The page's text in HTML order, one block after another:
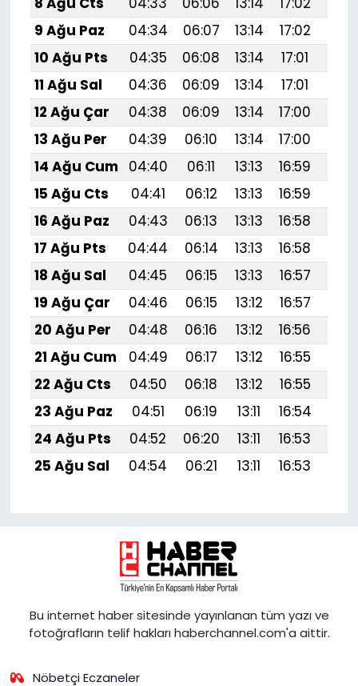
9 Ağu Paz
04:34 06:07 13:14 17:02
10 Ağu Pts
04:35 06:08 13:14 17:01
11 Ağu Sal
04:36 06:09 13:14 17:01
12 Ağu Çar
04:38 06:09 13:14 17:00
13 Ağu Per
04:39 06:10 13:14 17:00
14 Ağu Cum
04:40 06:11 13:13 16:59
15 Ağu Cts
04:41 06:12 13:13 16:59
16 Ağu Paz
04:43 06:13 13:13 16:58
17 Ağu Pts
04:44 06:14 13:13 16:58
18 Ağu Sal
04:45 06:15 13:13 16:57
19 Ağu Çar
04:46 06:15 13:12 16:57
20 Ağu Per
04:48 06:16 13:12 16:56
21 Ağu Cum
04:49 06:17 13:12 16:55
22 Ağu Cts
04:50 06:18 13:12 16:55
23 Ağu Paz
04:51 06:19 13:11 16:54
24 Ağu Pts
04:52 06:20 13:11 16:53
25 Ağu Sal
04:54 06:21 13:11 16:53
Bu internet haber sitesinde yayınlanan tüm yazı ve
fotoğrafların telif hakları haberchannel.com'a aittir.
Nöbetçi Eczaneler